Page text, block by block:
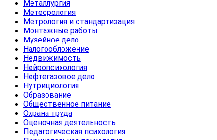
Металлургия
Метеорология
Метрология и стандартизация
Монтажные работы
Музейное дело
Налогообложение
Недвижимость
Нейропсихология
Нефтегазовое дело
Нутрициология
Образование
Общественное питание
Охрана труда
Оценочная деятельность
Педагогическая психология